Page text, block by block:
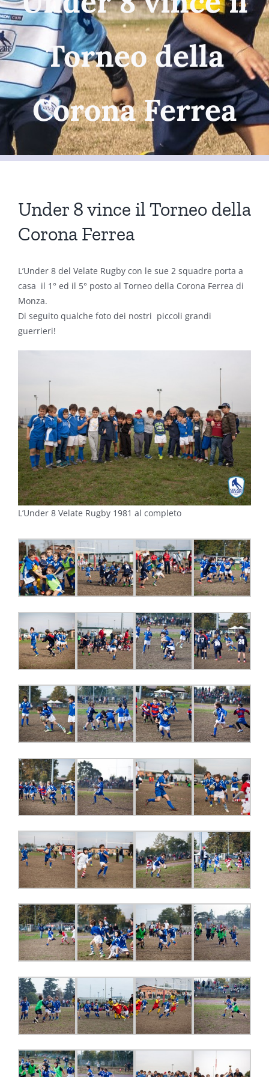
Torneo della
Corona Ferrea
Under 8 vince il Torneo della
Corona Ferrea
L’Under 8 del Velate Rugby con le sue 2 squadre porta a
casa il 1° ed il 5° posto al Torneo della Corona Ferrea di
Monza.
Di seguito qualche foto dei nostri piccoli grandi
guerrieri!
L’Under 8 Velate Rugby 1981 al completo